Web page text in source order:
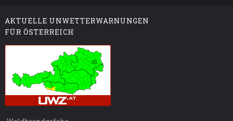
AKTUELLE UNWETTERWARNUNGEN
FÜR ÖSTERREICH